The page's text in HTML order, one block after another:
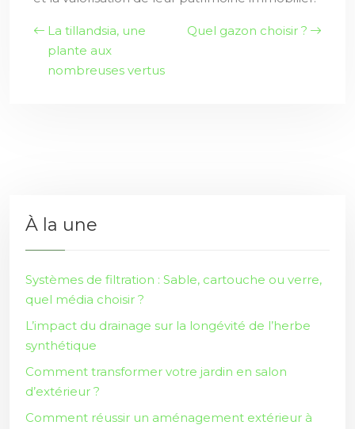
La tillandsia, une
plante aux
nombreuses vertus
Quel gazon choisir ?
À la une
Systèmes de filtration : Sable, cartouche ou verre,
quel média choisir ?
L’impact du drainage sur la longévité de l’herbe
synthétique
Comment transformer votre jardin en salon
d’extérieur ?
Comment réussir un aménagement extérieur à